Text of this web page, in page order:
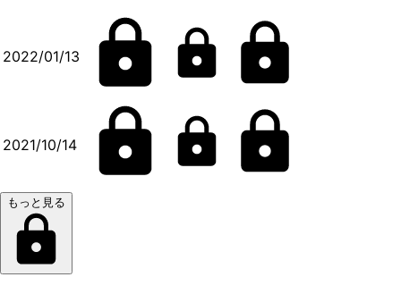
2022/01/13
2021/10/14
もっと見る